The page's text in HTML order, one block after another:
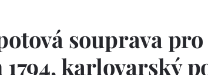
souprava pro
karlovarský